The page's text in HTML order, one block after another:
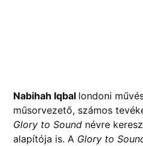
Nabihah Iqbal londoni
műsorvezető, számos
Glory to Sound névre
alapítója is. A Glory to